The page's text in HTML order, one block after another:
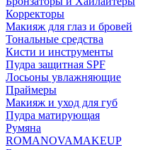
Корректоры
Макияж для глаз и бровей
Тональные средства
Кисти и инструменты
Пудра защитная SPF
Лосьоны увлажняющие
Праймеры
Макияж и уход для губ
Пудра матирующая
Румяна
ROMANOVAMAKEUP